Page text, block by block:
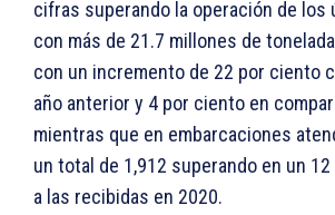
cifras superando la operación de los
con más de 21.7 millones de
con un incremento de 22 por ciento
año anterior y 4 por ciento en
mientras que en embarcaciones
un total de 1,912 superando en un
a las recibidas en 2020.